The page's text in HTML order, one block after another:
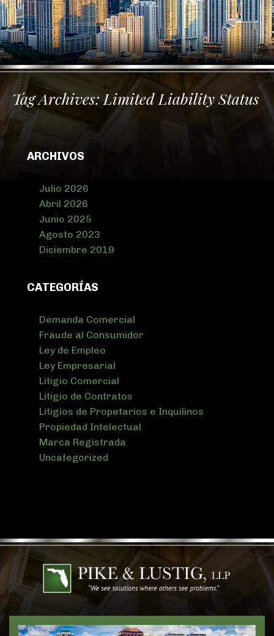
Tag Archives: Limited Liability Status
ARCHIVOS
Julio 2026
Abril 2026
Junio 2025
Agosto 2023
Diciembre 2019
CATEGORÍAS
Demanda Comercial
Fraude al Consumidor
Ley de Empleo
Ley Empresarial
Litigio Comercial
Litigio de Contratos
Litigios de Propetarios e Inquilinos
Propiedad Intelectual
Marca Registrada
Uncategorized